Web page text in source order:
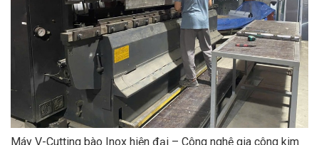
Máy V-Cutting bào Inox hiện đại – Công nghệ gia công kim